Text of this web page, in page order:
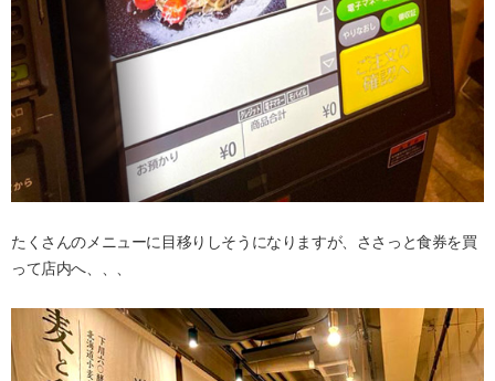
たくさんのメニューに目移りしそうになりますが、ささっと食券を買
って店内へ、、、